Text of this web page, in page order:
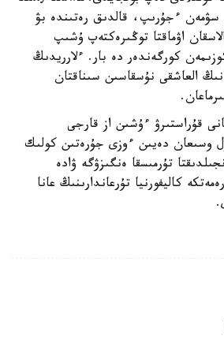
سۋمەن ءجۇرىپ، قالدىق رەتىندە بۋ
اۋماقتا توڭىرەكتەپ ۇشىپ
كورگەندەر دە بار. ءلارريدىڭ
العاشقى نۇسقاسىن سىناقتان
قۇراستىرۋ ءۇشىن از قارجى
وسىعان دەيىن ءوزى جۇرەتىن كولىك
تۇرمىسقا ەنگىزۋگە ۋادە
كاليفورنيا تۇرعاندارىنىڭ عانا